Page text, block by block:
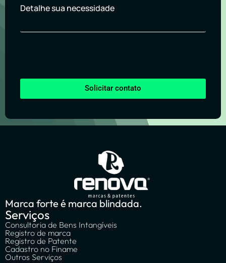
Detalhe sua necessidade
Solicitar contato
Marca forte é marca blindada.
Serviços
Consultoria de Bens Intangíveis
Registro de marca
Registro de Patente
Cadastro no Finame
Outros Serviços